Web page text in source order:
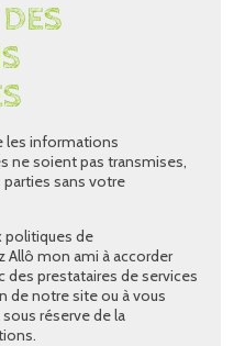
les informations
ne soient pas transmises,
parties sans votre
politiques de
Allô mon ami à accorder
des prestataires de services
de notre site ou à vous
réserve de la